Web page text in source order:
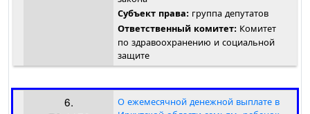
Субъект права: группа депутатов
Ответственный комитет: Комитет
по здравоохранению и социальной
защите
6.
О ежемесячной денежной выплате в